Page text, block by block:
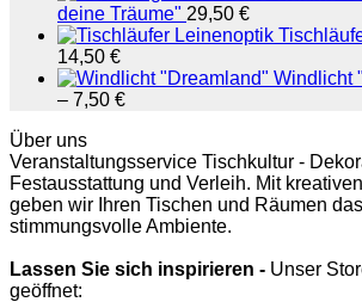
deine Träume" 29,50 €
14,50 €
Windlicht
– 7,50 €
Über uns
Veranstaltungsservice Tischkultur -
Festausstattung und Verleih. Mit
geben wir Ihren Tischen und Räumen
stimmungsvolle Ambiente.
Lassen Sie sich inspirieren - Unser
geöffnet: